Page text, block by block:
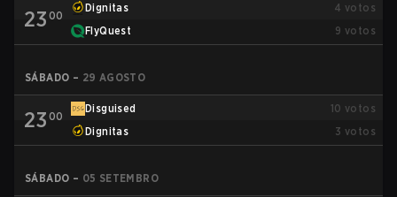
23 00
Dignitas 4 votos
FlyQuest
9 votos
SÁBADO – 29 AGOSTO
23 00
Disguised 10 votos
Dignitas
3 votos
SÁBADO – 05 SETEMBRO